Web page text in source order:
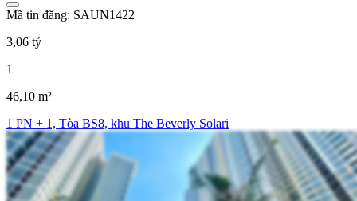
Mã tin đăng: SAUN1422
3,06 tỷ
1
46,10 m²
1 PN + 1, Tòa BS8, khu The Beverly Solari